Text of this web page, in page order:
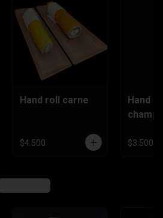
Hand roll carne
$4.500
Hand
$3.500